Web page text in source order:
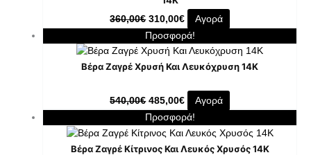
360,00€ 310,00€
Αγορά
Προσφορά!
Βέρα Ζαγρέ Χρυσή Και Λευκόχρυση 14Κ
540,00€ 485,00€
Αγορά
Προσφορά!
Βέρα Ζαγρέ Κίτρινος Και Λευκός Χρυσός 14Κ